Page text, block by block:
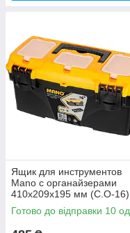
Ящик для инструментов
Mano с органайзерами
410x209x195 мм (C.O-16)
Готово до відправки 10 од.